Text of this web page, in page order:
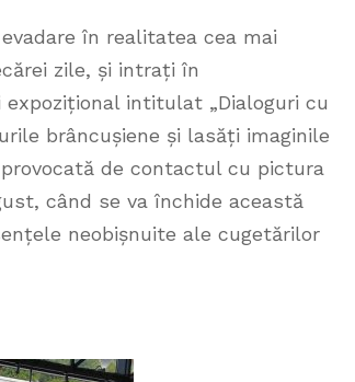
în realitatea cea mai
zile, și intrați în
intitulat „Dialoguri cu
brâncușiene și lasăți imaginile
de contactul cu pictura
când se va închide această
neobișnuite ale cugetărilor